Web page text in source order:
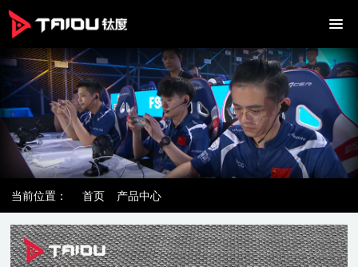
当前位置： 首页 产品中心